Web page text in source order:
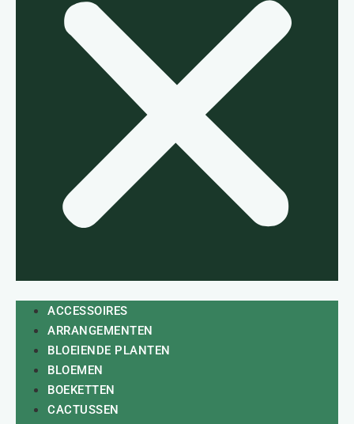
ACCESSOIRES
ARRANGEMENTEN
BLOEIENDE PLANTEN
BLOEMEN
BOEKETTEN
CACTUSSEN